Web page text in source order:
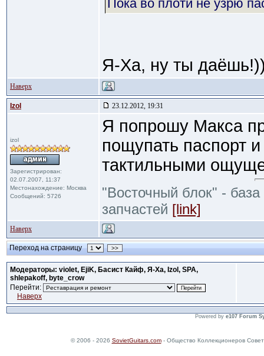
Пока во плоти не узрю
Я-Ха, ну ты
Наверх
Izol 23.12.2012, 19:31
izol
Зарегистрирован:
02.07.2007, 11:37
Местонахождение: Москва
Сообщений: 5726
Я попрошу Макса
пощупать паспорт
тактильными
"Восточный блок" -
запчастей [link]
Наверх
Переход на страницу >>
Модераторы: violet, EjiK, Басист Кайф, Я-Ха, Izol, SPA,
shlepakoff, byte_crow
Перейти:
Наверх
Powered by e107 Forum
© 2006 - 2026 SovietGuitars.com- Общество Коллекционеров